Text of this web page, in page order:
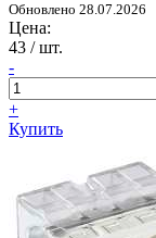
Обновлено 28.07.2026
Цена:
43 / шт.
-
+
Купить